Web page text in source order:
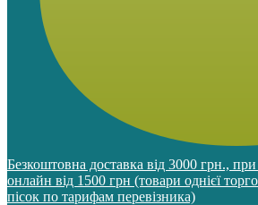
Безкоштовна доставка від 3000 грн.,
онлайн від 1500 грн (товари однієї
пісок по тарифам перевізника)